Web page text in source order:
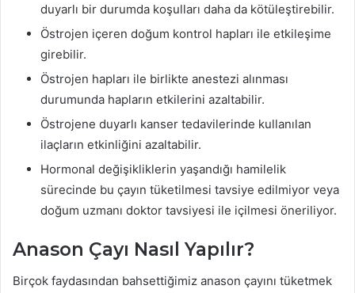
duyarlı bir durumda koşulları daha da kötüleştirebilir.
Östrojen içeren doğum kontrol hapları ile etkileşime
girebilir.
Östrojen hapları ile birlikte anestezi alınması
durumunda hapların etkilerini azaltabilir.
Östrojene duyarlı kanser tedavilerinde kullanılan
ilaçların etkinliğini azaltabilir.
Hormonal değişikliklerin yaşandığı hamilelik
sürecinde bu çayın tüketilmesi tavsiye edilmiyor veya
doğum uzmanı doktor tavsiyesi ile içilmesi öneriliyor.
Anason Çayı Nasıl Yapılır?
Birçok faydasından bahsettiğimiz anason çayını tüketmek